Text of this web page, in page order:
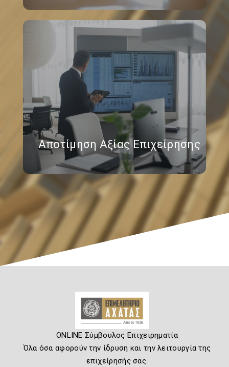
Αποτίμηση Αξίας Επιχείρησης
ONLINE Σύμβουλος Επιχειρηματία
Όλα όσα αφορούν την ίδρυση και την λειτουργία της
επιχείρησής σας.